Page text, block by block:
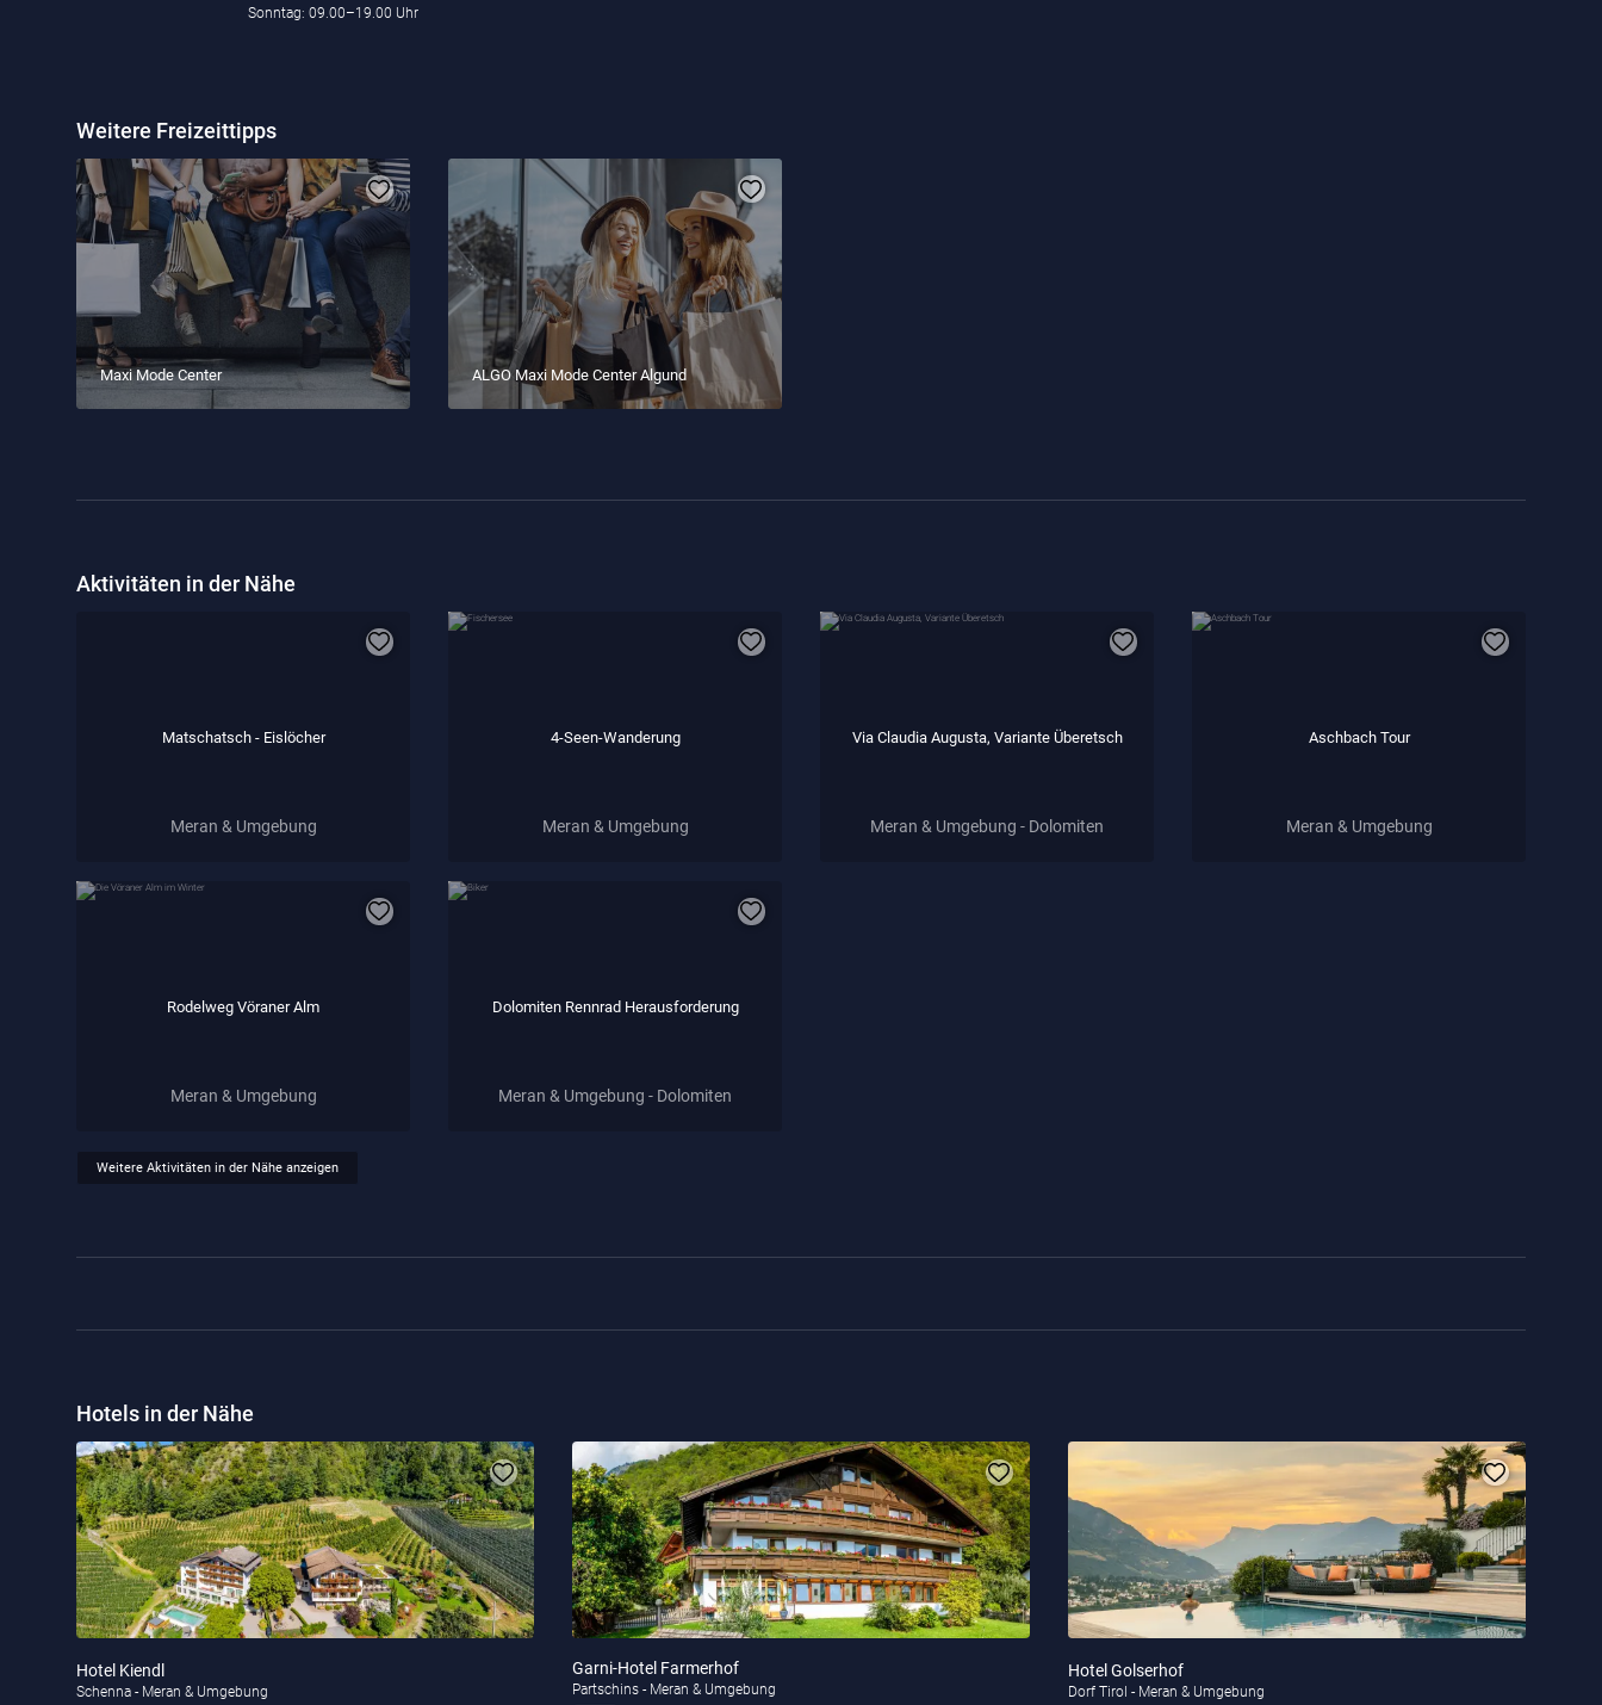
Sonntag: 09.00–19.00 Uhr
Weitere Freizeittipps
Maxi Mode Center ALGO Maxi Mode Center Algund
Aktivitäten in der Nähe
Matschatsch - Eislöcher
Meran & Umgebung
4-Seen-Wanderung
Meran & Umgebung
Via Claudia Augusta, Variante Überetsch
Meran & Umgebung - Dolomiten
Aschbach Tour
Meran & Umgebung
Rodelweg Vöraner Alm
Meran & Umgebung
Dolomiten Rennrad Herausforderung
Meran & Umgebung - Dolomiten
Weitere Aktivitäten in der Nähe anzeigen
Hotels in der Nähe
Hotel Kiendl
Schenna - Meran & Umgebung
Garni-Hotel Farmerhof
Partschins - Meran & Umgebung
Hotel Golserhof
Dorf Tirol - Meran & Umgebung